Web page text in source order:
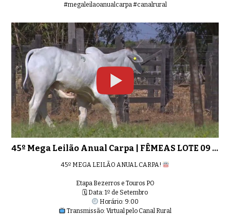
#megaleilaoanualcarpa #canalrural
45º Mega Leilão Anual Carpa | FÊMEAS LOTE 09 - 9925
45º MEGA LEILÃO ANUAL CARPA!
Etapa Bezerros e Touros PO
🗓 Data: 1º de Setembro
Horário: 9:00
Transmissão: Virtual pelo Canal Rural